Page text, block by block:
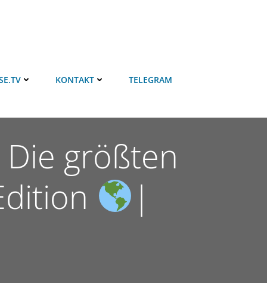
KONTAKT TELEGRAM
Die größten
|